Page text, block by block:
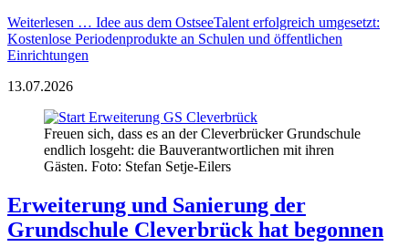
Weiterlesen … Idee aus dem OstseeTalent erfolgreich umgesetzt:
Kostenlose Periodenprodukte an Schulen und öffentlichen
Einrichtungen
13.07.2026
Freuen sich, dass es an der Cleverbrücker Grundschule
endlich losgeht: die Bauverantwortlichen mit ihren
Gästen. Foto: Stefan Setje-Eilers
Erweiterung und Sanierung der
Grundschule Cleverbrück hat begonnen